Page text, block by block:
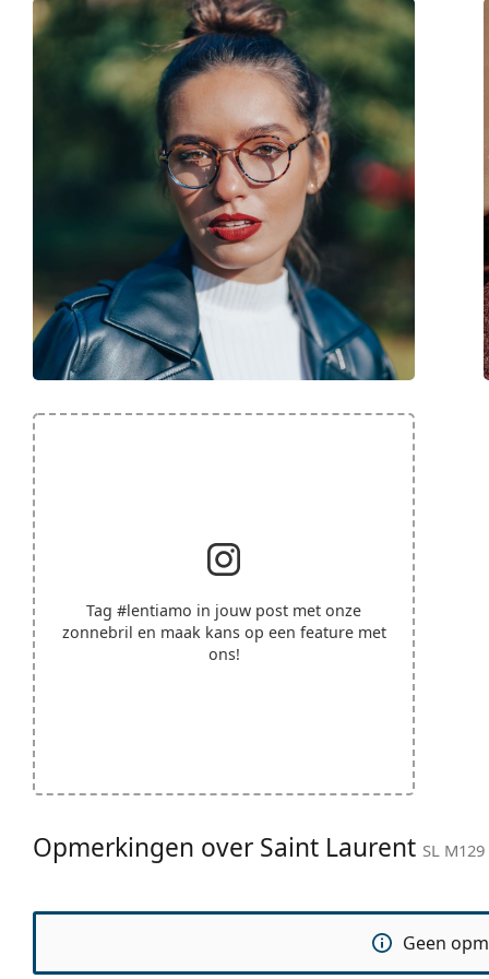
Tag #lentiamo in jouw post met onze
zonnebril en maak kans op een feature met
ons!
Opmerkingen over Saint Laurent SL
Geen